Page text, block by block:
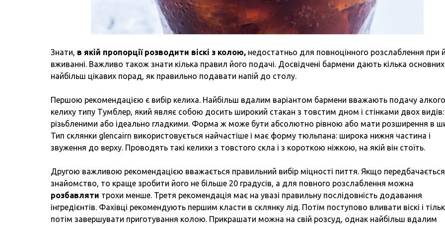
Знати, в якій пропорції розводити віскі з колою, недостатньо для повноцінного розслаблення при
вживанні. Важливо також знати кілька правил його подачі. Досвідчені бармени дають кілька основних
найбільш цікавих порад, як правильно подавати напій до столу.
Першою рекомендацією є вибір келиха. Найбільш вдалим варіантом бармени вважають подачу
келиху типу Тумблер, який являє собою досить широкий стакан з товстим дном і стінками двох видів:
різьбленими або ідеально гладкими. Форма ж може бути абсолютно рівною або мати розширення в
Тип склянки glencairn використовується найчастіше і має форму тюльпана: широка нижня частина і
звуження до верху. Проводять такі келихи з товстого скла і з короткою ніжкою, на якій він стоїть.
Другою важливою рекомендацією вважається правильний вибір міцності пиття. Якщо передбачається
знайомство, то краще зробити його не більше 20 градусів, а для повного розслаблення можна
розбавляти трохи менше. Третя рекомендація має на увазі правильну послідовність додавання
інгредієнтів. Фахівці рекомендують першим класти в склянку лід. Потім поступово вливати віскі і
потім завершувати приготування колою. Прикрашати можна на свій розсуд, однак найбільш вдалим